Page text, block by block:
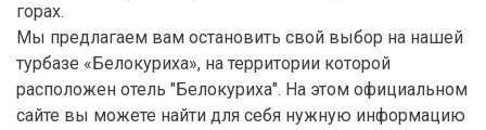
горах.
Мы предлагаем вам остановить свой выбор на нашей
турбазе «Белокуриха», на территории которой
расположен отель "Белокуриха". На этом официальном
сайте вы можете найти для себя нужную информацию